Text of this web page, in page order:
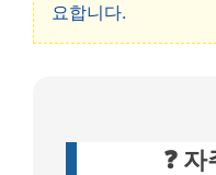
요합니다.
❓